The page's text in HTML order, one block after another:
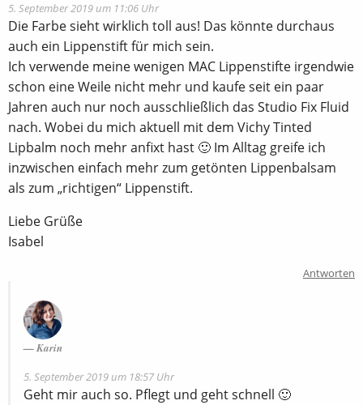
5. September 2019 um 11:06 Uhr
Die Farbe sieht wirklich toll aus! Das könnte durchaus
auch ein Lippenstift für mich sein.
Ich verwende meine wenigen MAC Lippenstifte irgendwie
schon eine Weile nicht mehr und kaufe seit ein paar
Jahren auch nur noch ausschließlich das Studio Fix Fluid
nach. Wobei du mich aktuell mit dem Vichy Tinted
Lipbalm noch mehr anfixt hast 🙂 Im Alltag greife ich
inzwischen einfach mehr zum getönten Lippenbalsam
als zum „richtigen“ Lippenstift.
Liebe Grüße
Isabel
Antworten
Karin
5. September 2019 um 18:57 Uhr
Geht mir auch so. Pflegt und geht schnell 🙂